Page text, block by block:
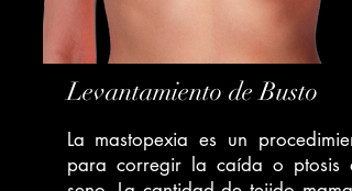
La mastopexia es un
para corregir la caída o ptosis
Levantamiento de Busto